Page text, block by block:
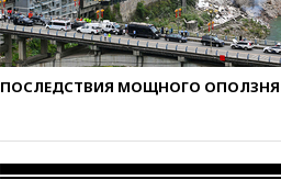
ПОСЛЕДСТВИЯ МОЩНОГО ОПОЛЗНЯ